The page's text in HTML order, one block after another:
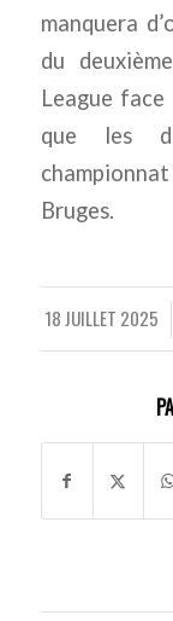
manquera
du
League face
que les
Bruges.
18 JUILLET 2025
/